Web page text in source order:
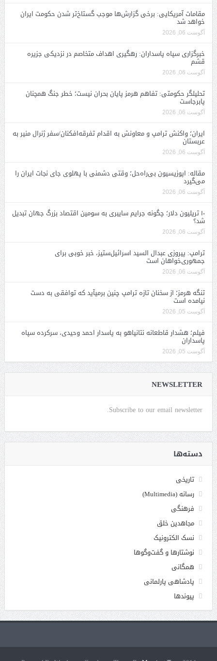
مقامات آمریکایی: برخی گزارش‌ها موجب گستاخ‌تر شدن حکومت ایران
خواهد شد
آگوست 06, 2026
خبرگزاری سپاه پاسداران: رهگیری اهداف متخاصم در نزدیکی جزیره
قشم
آگوست 06, 2026
تحلیلگر حکومتی: تفاهم هرمز پایان بحران نیست؛ خطر جنگ همچنان
پابرجاست
آگوست 06, 2026
ایران؛ واکنش ترامپ و معاونش به اقدام تفرقه‌افکنان/سفر ژنرال منیر به
عربستان
آگوست 06, 2026
مقاله: اپوزیسیون بی‌راه‌حل؛ وقتی دشمنی با پهلوی جای نجات ایران را
می‌گیرد
آگوست 06, 2026
۱۰ تریلیون دلار؛ چگونه جرایم سایبری به سومین اقتصاد بزرگ جهان تبدیل
شد؟
آگوست 06, 2026
ترامپ: پیروزی عبدال السید اسرائیل‌ستیز، خبر خوبی برای
جمهوری‌خواهان است
آگوست 06, 2026
تنگه هرمز؛ از سخنان تازه ترامپ چنین برمیآید که توافقی به دست
نیامده است
آگوست 05, 2026
فیلم؛ هشدار قاطعانه نتانیاهو به پاسدار احمد وحیدی، سرکرده سپاه
پاسداران
آگوست 05, 2026
NEWSLETTER
Subscribe to our email newsletter.
دسته‌ها
تاریخی
رسانه (Multimedia)
فرهنگی
مجاهدین خلق
نسک الکترونیک
نوشتارها و گفت‌وگوها
همگانی
پادشاهی پارلمانی
پیوندها